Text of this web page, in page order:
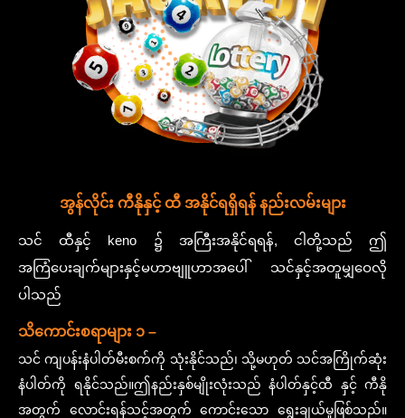
အွန်လိုင်း ကီနိုနှင့် ထီ အနိုင်ရရှိရန် နည်းလမ်းများ
သင် ထီနှင့် keno ၌ အကြီးအနိုင်ရရန်, ငါတို့သည် ဤ
အကြံပေးချက်များနှင့်မဟာဗျူဟာအပေါ် သင်နှင့်အတူမျှဝေလို
ပါသည်
သိကောင်းစရာများ ၁ –
သင် ကျပန်းနံပါတ်မီးစက်ကို သုံးနိုင်သည်၊ သို့မဟုတ် သင်အကြိုက်ဆုံး
နံပါတ်ကို ရနိုင်သည်။ဤနည်းနှစ်မျိုးလုံးသည် နံပါတ်နှင့်ထီ နှင့် ကီနို
အတွက် လောင်းရန်သင့်အတွက် ကောင်းသော ရွေးချယ်မှုဖြစ်သည်။